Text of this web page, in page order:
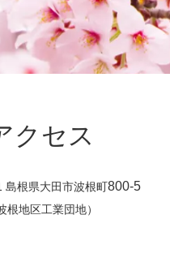
クセス
島根県大田市波根町800-5
根地区工業団地）